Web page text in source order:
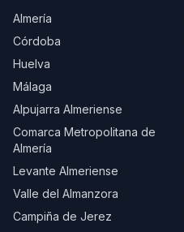
Almería
Córdoba
Huelva
Málaga
Alpujarra Almeriense
Comarca Metropolitana de
Almería
Levante Almeriense
Valle del Almanzora
Campiña de Jerez